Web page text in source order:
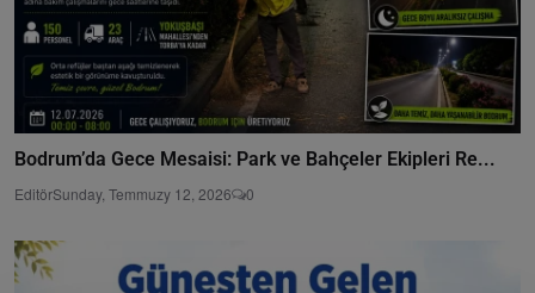
Bodrum’da Gece Mesaisi: Park ve Bahçeler Ekipleri Re...
EditörSunday, Temmuzy 12, 2026 0